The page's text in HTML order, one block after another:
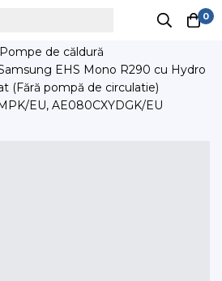
0
Pompe de căldură
EHS Mono R290 cu Hydro
(Fără pompă de circulatie)
EU, AE080CXYDGK/EU